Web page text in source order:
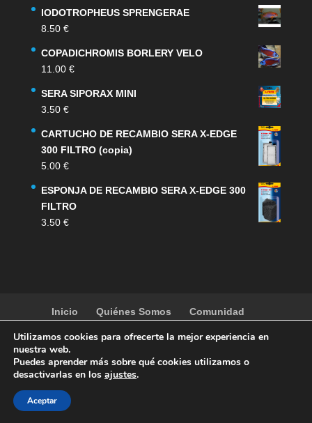
original
159.00 €.
actual
132.00 €.
IODOTROPHEUS SPRENGERAE
8.50 €
COPADICHROMIS BORLERY VELO
11.00 €
SERA SIPORAX MINI
3.50 €
CARTUCHO DE RECAMBIO SERA X-EDGE
300 FILTRO (copia)
5.00 €
ESPONJA DE RECAMBIO SERA X-EDGE 300
FILTRO
3.50 €
Inicio Quiénes Somos
Comunidad
Contacto
Tienda
Utilizamos cookies para ofrecerte la mejor experiencia en
nuestra web.
Puedes aprender más sobre qué cookies utilizamos o
desactivarlas en los ajustes.
Aceptar